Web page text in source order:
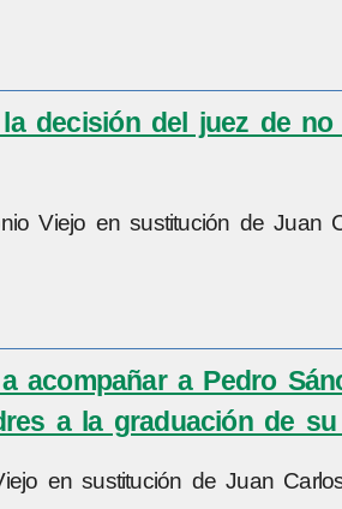
decisión del juez de
Viejo en sustitución de Juan
acompañar a Pedro
a la graduación de
en sustitución de Juan